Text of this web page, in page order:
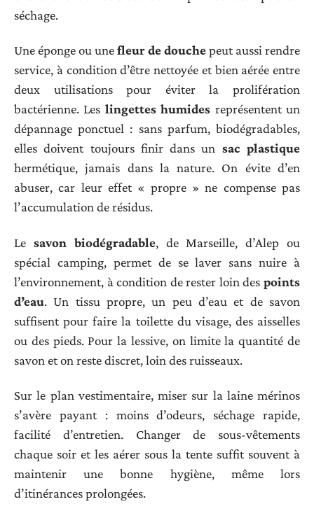
séchage.
Une éponge ou unefleur de douchepeut aussi rendre
service, à condition d’être nettoyée et bien aérée entre
deux utilisations pour éviter la prolifération
bactérienne. Les lingettes humides représentent un
dépannage ponctuel : sans parfum, biodégradables,
elles doivent toujours finir dans un sac plastique
hermétique, jamais dans la nature. On évite d’en
abuser, car leur effet « propre » ne compense pas
l’accumulation de résidus.
Le savon biodégradable, de Marseille, d’Alep ou
spécial camping, permet de se laver sans nuire à
l’environnement, à condition de rester loin des points
d’eau. Un tissu propre, un peu d’eau et de savon
suffisent pour faire la toilette du visage, des aisselles
ou des pieds. Pour la lessive, on limite la quantité de
savon et on reste discret, loin des ruisseaux.
Sur le plan vestimentaire, miser sur la laine mérinos
s’avère payant : moins d’odeurs, séchage rapide,
facilité d’entretien. Changer de sous-vêtements
chaque soir et les aérer sous la tente suffit souvent à
maintenir une bonne hygiène, même lors
d’itinérances prolongées.